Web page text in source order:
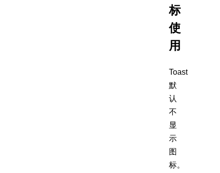
标
使
用
Toast
默
认
不
显
示
图
标。